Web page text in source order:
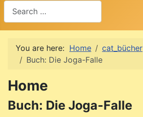
Search
You are here: Home
cat_bücher
Buch: Die Joga-Falle
Home
Buch: Die Joga-Falle